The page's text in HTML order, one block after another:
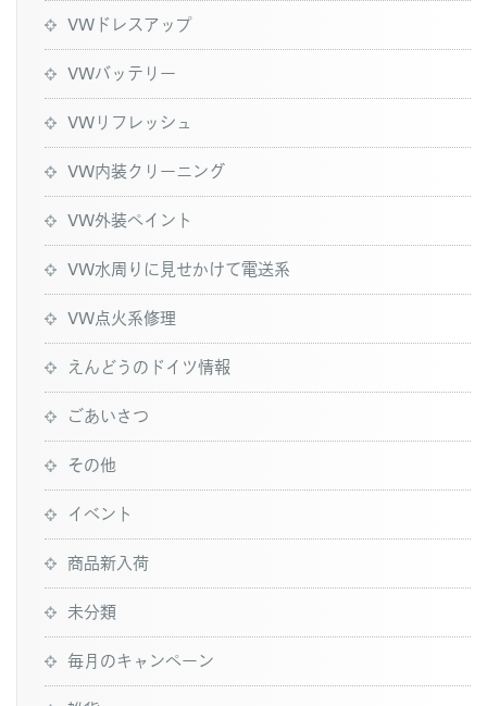
VWドレスアップ
VWバッテリー
VWリフレッシュ
VW内装クリーニング
VW外装ペイント
VW水周りに見せかけて電送系
VW点火系修理
えんどうのドイツ情報
ごあいさつ
その他
イベント
商品新入荷
未分類
毎月のキャンペーン